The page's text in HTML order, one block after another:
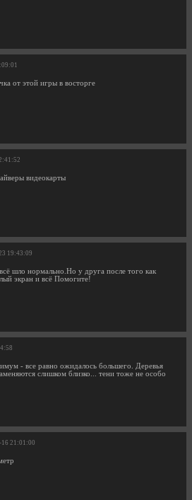
от этой игры в восторге
видеокарты
19:43:09
шло нормально.Но у друга после того как
экран и всё Помогите!
- все равно ожидалось большего. Деревья
слишком близко... тени тоже не особо
16 21:01:00